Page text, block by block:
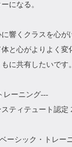
になる。
響くクラスを心が
と心がよりよく変
に共有したいです。
レーニング---
ティテュート認定
ーシック・トレー